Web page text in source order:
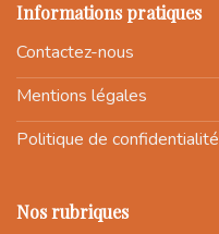
Informations pratiques
Contactez-nous
Mentions légales
Politique de confidentialité
Nos rubriques